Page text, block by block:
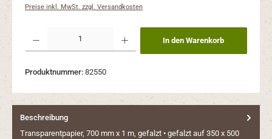
Preise inkl. MwSt. zzgl. Versandkosten
In den Warenkorb
Produktnummer: 82550
Beschreibung
Transparentpapier, 700 mm x 1 m, gefalzt • gefalzt auf 350 x 500